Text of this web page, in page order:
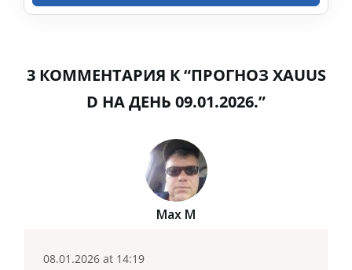
3 КОММЕНТАРИЯ К “ПРОГНОЗ XAUUS
D НА ДЕНЬ 09.01.2026.”
Max M
08.01.2026 at 14:19